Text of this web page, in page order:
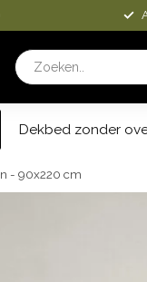
Dekbed zonder
- 90x220 cm